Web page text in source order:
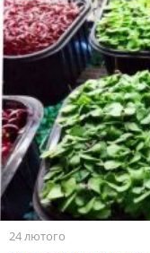
24 лютого